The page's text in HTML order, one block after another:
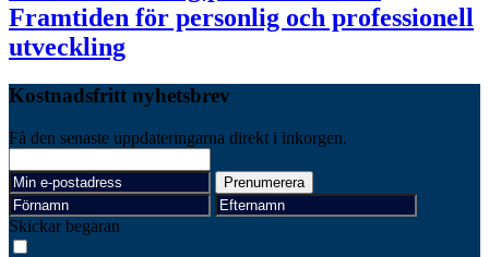
Framtiden för personlig och professionell
utveckling
Kostnadsfritt nyhetsbrev
Få den senaste uppdateringarna direkt i inkorgen.
Skickar begäran